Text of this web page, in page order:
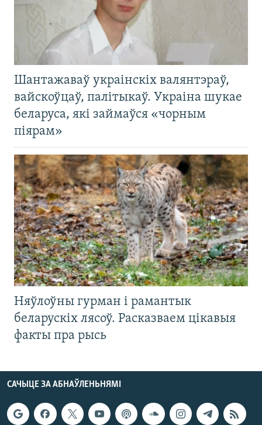
Шантажаваў украінскіх валянтэраў,
вайскоўцаў, палітыкаў. Украіна шукае
беларуса, які займаўся «чорным
піярам»
Няўлоўны гурман і рамантык
беларускіх лясоў. Расказваем цікавыя
факты пра рысь
САЧЫЦЕ ЗА АБНАЎЛЕНЬНЯМІ